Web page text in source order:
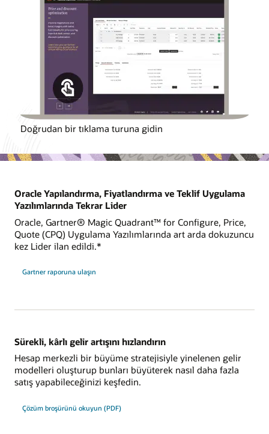
Doğrudan bir tıklama turuna gidin
Oracle Yapılandırma, Fiyatlandırma ve Teklif Uygulama
Yazılımlarında Tekrar Lider
Oracle, Gartner® Magic Quadrant™ for Configure, Price,
Quote (CPQ) Uygulama Yazılımlarında art arda dokuzuncu
kez Lider ilan edildi.*
Gartner raporuna ulaşın
Sürekli, kârlı gelir artışını hızlandırın
Hesap merkezli bir büyüme stratejisiyle yinelenen gelir
modelleri oluşturup bunları büyüterek nasıl daha fazla
satış yapabileceğinizi keşfedin.
Çözüm broşürünü okuyun (PDF)